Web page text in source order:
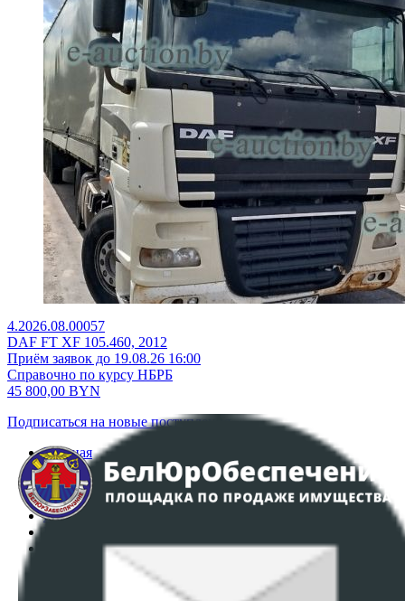
4.2026.08.00057
DAF FT XF 105.460, 2012
Приём заявок до 19.08.26 16:00
Справочно по курсу НБРБ
45 800,00 BYN
Подписаться на новые поступления
Главная
Аукционы
Интернет-магазин
Регламент организации и проведения торгов
Политика в отношении обработки персональных
ПОЛОЖЕНИЕ О ПОЛИТИКЕ ОБРАБОТКИ COOKIE-